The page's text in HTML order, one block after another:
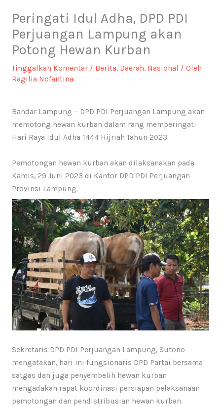
Peringati Idul Adha, DPD PDI
Perjuangan Lampung akan
Potong Hewan Kurban
Tinggalkan Komentar / Berita, Daerah, Nasional / Oleh
Ragilia Nofantina
Bandar Lampung – DPD PDI Perjuangan Lampung akan
memotong hewan kurban dalam rang memperingati
Hari Raya Idul Adha 1444 Hijriah Tahun 2023.
Pemotongan hewan kurban akan dilaksanakan pada
Kamis, 29 Juni 2023 di Kantor DPD PDI Perjuangan
Provinsi Lampung.
Sekretaris DPD PDI Perjuangan Lampung, Sutono
mengatakan, hari ini fungsionaris DPD Partai bersama
satgas dan juga penyembelih hewan kurban
mengadakan rapat koordinasi persiapan pelaksanaan
pemotongan dan pendistribusian hewan kurban.